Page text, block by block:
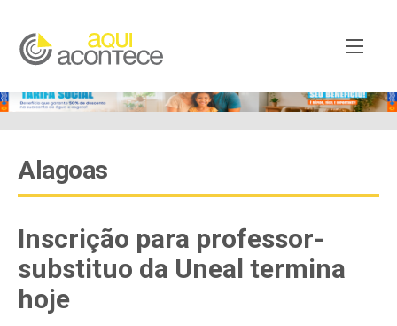
Alagoas
Inscrição para professor-
substituo da Uneal termina
hoje